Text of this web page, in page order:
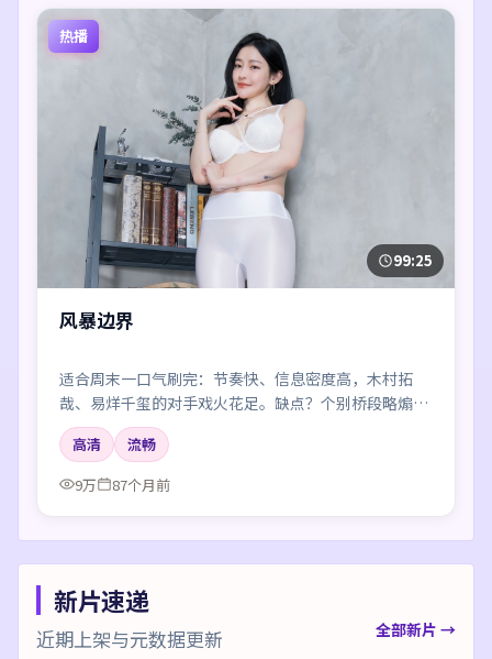
热播
99:25
风暴边界
适合周末一口气刷完：节奏快、信息密度高，木村拓
哉、易烊千玺的对手戏火花足。缺点？个别桥段略煽情
——但瑕不掩瑜。
高清
流畅
9万
87个月前
新片速递
近期上架与元数据更新 全部新片 →